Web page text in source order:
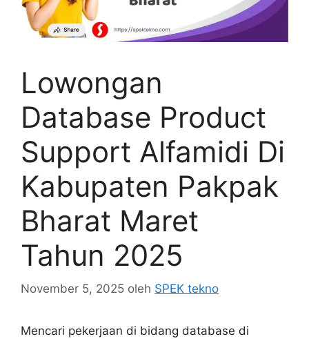
Lowongan
Database Product
Support Alfamidi Di
Kabupaten Pakpak
Bharat Maret
Tahun 2025
November 5, 2025 oleh SPEK tekno
Mencari pekerjaan di bidang database di